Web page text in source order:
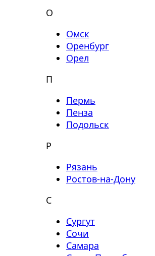
О
Омск
Оренбург
Орел
П
Пермь
Пенза
Подольск
Р
Рязань
Ростов-на-Дону
С
Сургут
Сочи
Самара